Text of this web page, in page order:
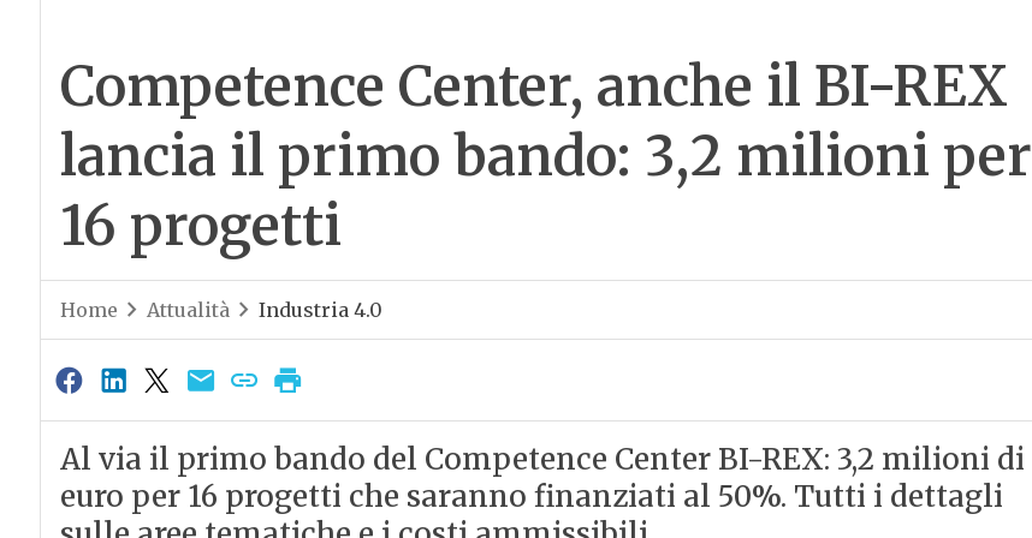
Competence Center, anche il BI-REX
lancia il primo bando: 3,2 milioni per
16 progetti
Home Attualità Industria 4.0
Al via il primo bando del Competence Center BI-REX: 3,2 milioni di
euro per 16 progetti che saranno finanziati al 50%. Tutti i dettagli